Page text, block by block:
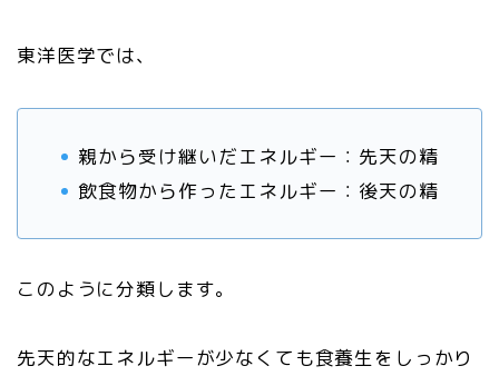
東洋医学では、
親から受け継いだエネルギー：先天の精
飲食物から作ったエネルギー：後天の精
このように分類します。
先天的なエネルギーが少なくても食養生をしっかり